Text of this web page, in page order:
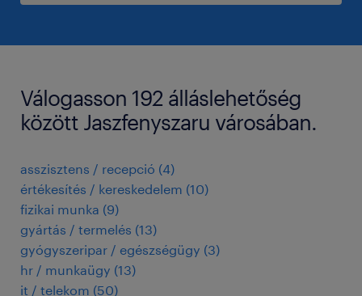
Válogasson 192 álláslehetőség
között Jaszfenyszaru városában.
asszisztens / recepció (4)
értékesítés / kereskedelem (10)
fizikai munka (9)
gyártás / termelés (13)
gyógyszeripar / egészségügy (3)
hr / munkaügy (13)
it / telekom (50)